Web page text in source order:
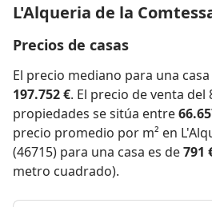
L'Alqueria de la
Precios de casas
El precio mediano para una
197.752 €. El precio de venta del
propiedades se sitúa entre
precio promedio por m² en
(46715) para una casa es de791
metro cuadrado).